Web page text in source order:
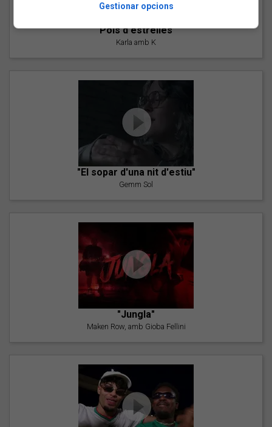
"Pols d'estrelles"
Karla amb K
"El sopar d'una nit d'estiu"
Gemm Sol
"Jungla"
Maken Row, amb Gioba Fellini
Gestionar opcions